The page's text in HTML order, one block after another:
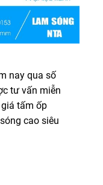
nay qua số
tư vấn miễn
tấm ốp
cao siêu